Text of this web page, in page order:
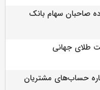
صاحبان سهام بانک
طلای جهانی
حساب‌های مشتریان